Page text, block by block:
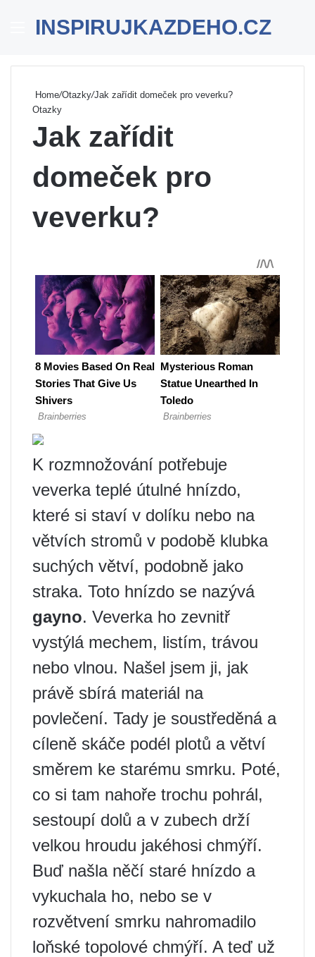
Menu
INSPIRUJKAZDEHO.CZ
Home/Otazky/Jak zařídit domeček pro veverku?
Otazky
Jak zařídit
domeček pro
veverku?
K rozmnožování potřebuje
veverka teplé útulné hnízdo,
které si staví v dolíku nebo na
větvích stromů v podobě klubka
suchých větví, podobně jako
straka. Toto hnízdo se nazývá
gayno. Veverka ho zevnitř
vystýlá mechem, listím, trávou
nebo vlnou. Našel jsem ji, jak
právě sbírá materiál na
povlečení. Tady je soustředěná a
cíleně skáče podél plotů a větví
směrem ke starému smrku. Poté,
co si tam nahoře trochu pohrál,
sestoupí dolů a v zubech drží
velkou hroudu jakéhosi chmýří.
Buď našla něčí staré hnízdo a
vykuchala ho, nebo se v
rozvětvení smrku nahromadilo
loňské topolové chmýří. A teď už